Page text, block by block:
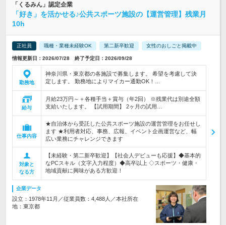
「くるみん」認定企業
「好き」を活かせる♪公共スポーツ施設の【運営管理】残業月
10h
正社員 職種・業種未経験OK 第二新卒歓迎 女性のおしごと掲載中
情報更新日：2026/07/28 終了予定日：2026/09/28
勤務地
神奈川県・東京都の各施設で募集します。 希望を考慮して決
定します。 勤務地によりマイカー通勤OK！…
給与
月給23万円～＋各種手当＋賞与（年2回） ※残業代は別途全額
支給いたします。 【試用期間】 2ヶ月の試用…
仕事内容
★自治体から受託した公共スポーツ施設の運営管理をお任せし
ます ★利用者対応、事務、広報、イベント企画運営など、幅
広い業務にチャレンジできます
対象と
なる方
【未経験・第二新卒歓迎】【社会人デビューも応援】◆基本的
なPCスキル（文字入力程度）◆高卒以上 ◇スポーツ・健康・
地域貢献に興味がある方歓迎！
企業データ
設立：1978年11月／従業員数：4,488人／本社所在
地：東京都